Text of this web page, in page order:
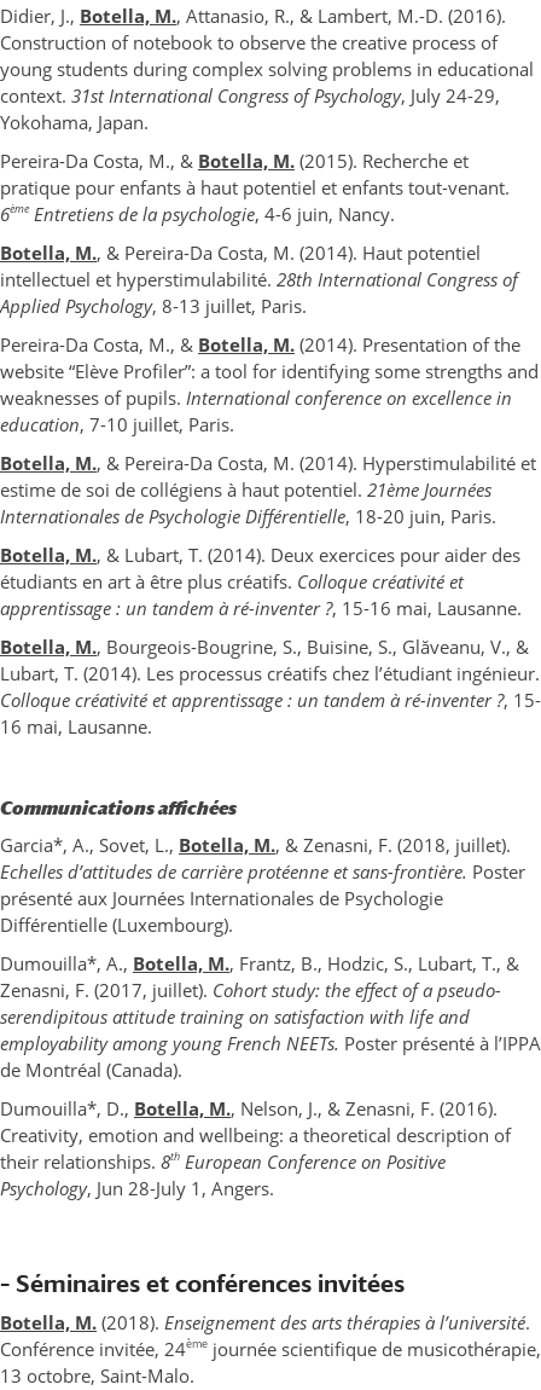
Didier, J., Botella, M., Attanasio, R., & Lambert, M.-D. (2016).
Construction of notebook to observe the creative process of
young students during complex solving problems in educational
context. 31st International Congress of Psychology, July 24-29,
Yokohama, Japan.
Pereira-Da Costa, M., & Botella, M. (2015). Recherche et
pratique pour enfants à haut potentiel et enfants tout-venant.
6ème Entretiens de la psychologie, 4-6 juin, Nancy.
Botella, M., & Pereira-Da Costa, M. (2014). Haut potentiel
intellectuel et hyperstimulabilité. 28th International Congress of
Applied Psychology, 8-13 juillet, Paris.
Pereira-Da Costa, M., & Botella, M. (2014). Presentation of the
website “Elève Profiler”: a tool for identifying some strengths and
weaknesses of pupils. International conference on excellence in
education, 7-10 juillet, Paris.
Botella, M., & Pereira-Da Costa, M. (2014). Hyperstimulabilité et
estime de soi de collégiens à haut potentiel. 21ème Journées
Internationales de Psychologie Différentielle, 18-20 juin, Paris.
Botella, M., & Lubart, T. (2014). Deux exercices pour aider des
étudiants en art à être plus créatifs. Colloque créativité et
apprentissage : un tandem à ré-inventer ?, 15-16 mai, Lausanne.
Botella, M., Bourgeois-Bougrine, S., Buisine, S., Glăveanu, V., &
Lubart, T. (2014). Les processus créatifs chez l’étudiant ingénieur.
Colloque créativité et apprentissage : un tandem à ré-inventer ?, 15-
16 mai, Lausanne.
Communications affichées
Garcia*, A., Sovet, L., Botella, M., & Zenasni, F. (2018, juillet).
Echelles d’attitudes de carrière protéenne et sans-frontière. Poster
présenté aux Journées Internationales de Psychologie
Différentielle (Luxembourg).
Dumouilla*, A., Botella, M., Frantz, B., Hodzic, S., Lubart, T., &
Zenasni, F. (2017, juillet). Cohort study: the effect of a pseudo-
serendipitous attitude training on satisfaction with life and
employability among young French NEETs. Poster présenté à l’IPPA
de Montréal (Canada).
Dumouilla*, D., Botella, M., Nelson, J., & Zenasni, F. (2016).
Creativity, emotion and wellbeing: a theoretical description of
their relationships. 8th European Conference on Positive
Psychology, Jun 28-July 1, Angers.
– Séminaires et conférences invitées
Botella, M. (2018). Enseignement des arts thérapies à l’université.
Conférence invitée, 24ème journée scientifique de musicothérapie,
13 octobre, Saint-Malo.